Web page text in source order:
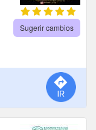
Sugerir cambios